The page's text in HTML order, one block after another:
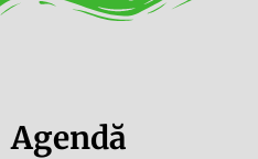
Agendă